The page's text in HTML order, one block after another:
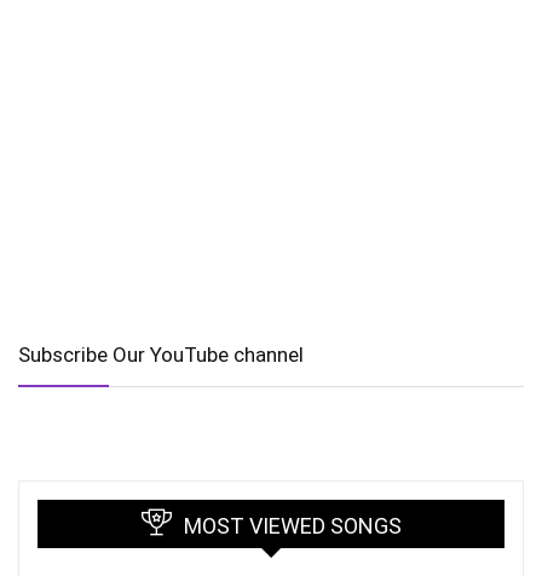
Subscribe Our YouTube channel
MOST VIEWED SONGS